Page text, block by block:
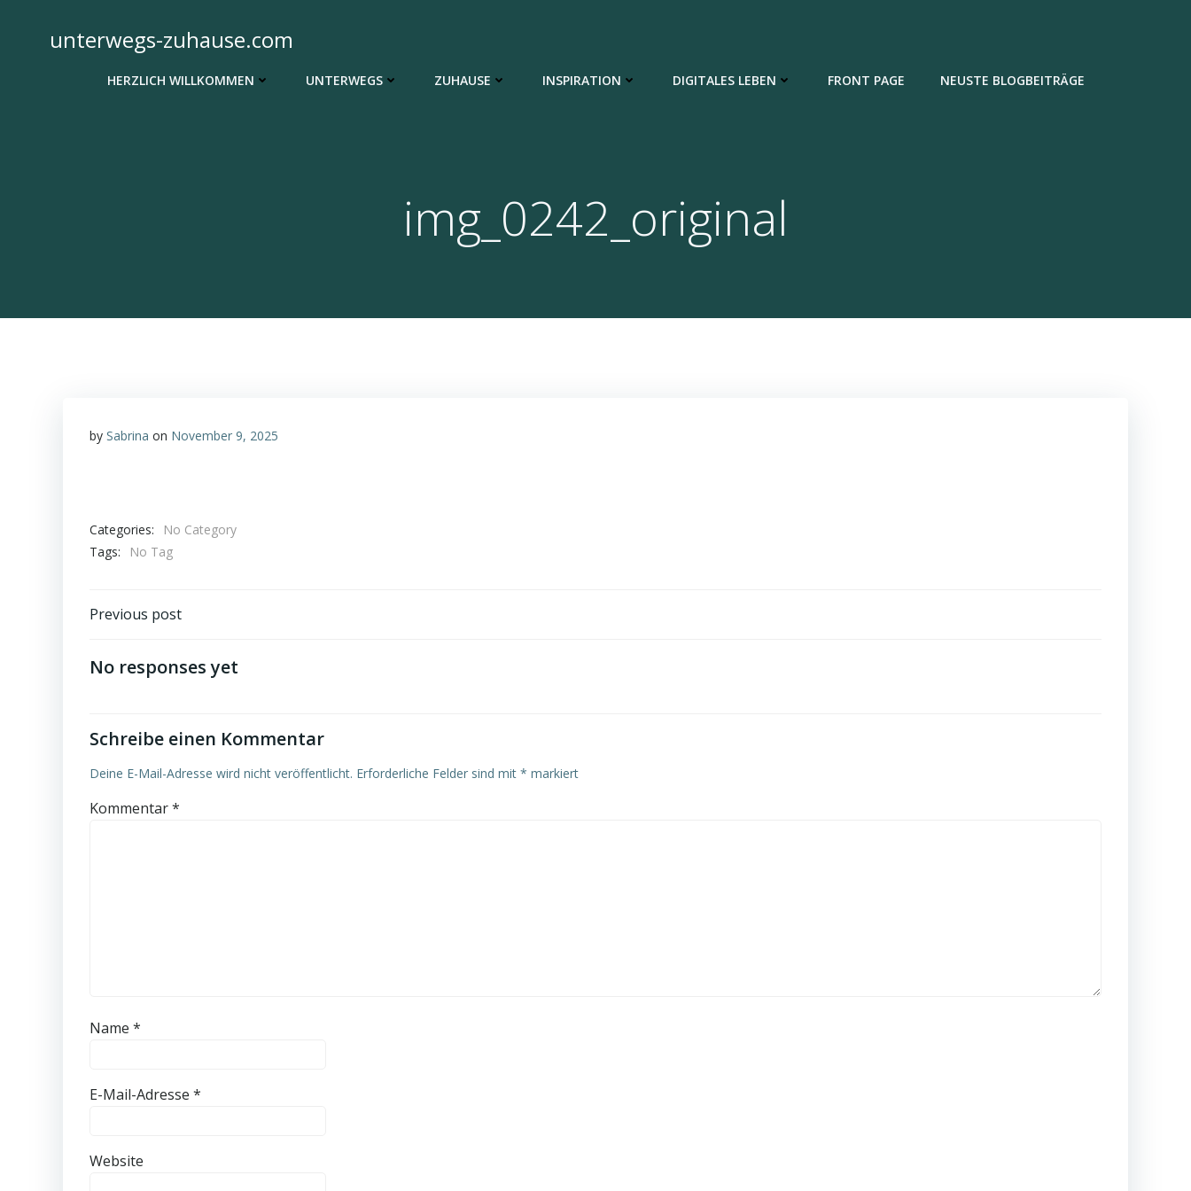
springenunterwegs-zuhause.com
HERZLICH WILLKOMMEN UNTERWEGS ZUHAUSE INSPIRATION DIGITALES LEBEN FRONT PAGE NEUSTE BLOGBEITRÄGE
img_0242_original
by Sabrina on November 9, 2025
Categories:
No Category
Tags:
No Tag
Post
navigation
Previous post
No responses yet
Schreibe einen Kommentar
Deine E-Mail-Adresse wird nicht veröffentlicht. Erforderliche Felder sind mit * markiert
Kommentar*
Name *
E-Mail-Adresse *
Website